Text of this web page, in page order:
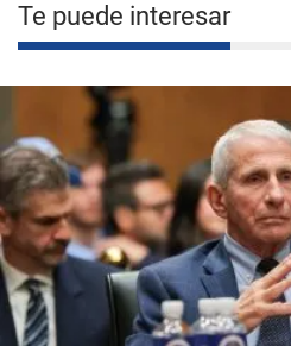
Te puede interesar